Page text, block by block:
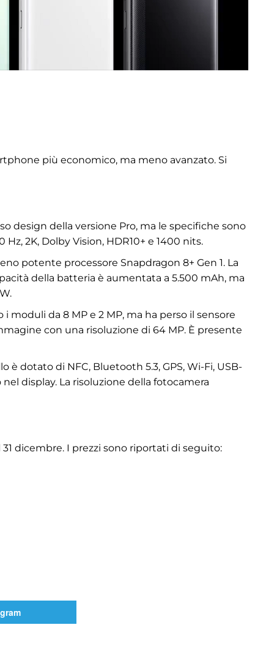
più economico, ma meno avanzato. Si
design della versione Pro, ma le specifiche sono
2K, Dolby Vision, HDR10+ e 1400 nits.
potente processore Snapdragon 8+ Gen 1. La
della batteria è aumentata a 5.500 mAh, ma
da 8 MP e 2 MP, ma ha perso il sensore
con una risoluzione di 64 MP. È presente
è dotato di NFC, Bluetooth 5.3, GPS, Wi-Fi, USB-
display. La risoluzione della fotocamera
dicembre. I prezzi sono riportati di seguito: